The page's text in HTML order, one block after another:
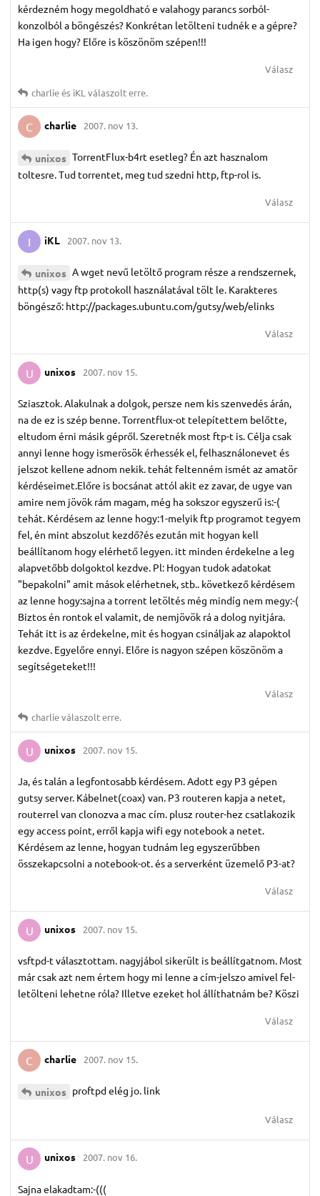
kérdezném hogy megoldható e valahogy parancs sorból-
konzolból a böngészés? Konkrétan letölteni tudnék e a gépre?
Ha igen hogy? Előre is köszönöm szépen!!!
Válasz
charlieés iKL válaszolt erre.
C charlie 2007. nov 13.
unixos TorrentFlux-b4rt esetleg? Én azt hasznalom
toltesre. Tud torrentet, meg tud szedni http, ftp-rol is.
Válasz
I iKL 2007. nov 13.
unixos A wget nevű letöltő program része a rendszernek,
http(s) vagy ftp protokoll használatával tölt le. Karakteres
böngésző: http://packages.ubuntu.com/gutsy/web/elinks
Válasz
U unixos 2007. nov 15.
Sziasztok. Alakulnak a dolgok, persze nem kis szenvedés árán,
na de ez is szép benne. Torrentflux-ot telepítettem belőtte,
eltudom érni másik gépről. Szeretnék most ftp-t is. Célja csak
annyi lenne hogy ismerösök érhessék el, felhasználonevet és
jelszot kellene adnom nekik. tehát feltenném ismét az amatör
kérdéseimet.Előre is bocsánat attól akit ez zavar, de ugye van
amire nem jövök rám magam, még ha sokszor egyszerű is:-(
tehát. Kérdésem az lenne hogy:1-melyik ftp programot tegyem
fel, én mint abszolut kezdő?és ezután mit hogyan kell
beállítanom hogy elérhető legyen. itt minden érdekelne a leg
alapvetőbb dolgoktol kezdve. Pl: Hogyan tudok adatokat
"bepakolni" amit mások elérhetnek, stb.. következő kérdésem
az lenne hogy:sajna a torrent letöltés még mindíg nem megy:-(
Biztos én rontok el valamit, de nemjövök rá a dolog nyitjára.
Tehát itt is az érdekelne, mit és hogyan csináljak az alapoktol
kezdve. Egyelőre ennyi. Előre is nagyon szépen köszönöm a
segítségeteket!!!
Válasz
charlieválaszolt erre.
U unixos 2007. nov 15.
Ja, és talán a legfontosabb kérdésem. Adott egy P3 gépen
gutsy server. Kábelnet(coax) van. P3 routeren kapja a netet,
routerrel van clonozva a mac cím. plusz router-hez csatlakozik
egy access point, erről kapja wifi egy notebook a netet.
Kérdésem az lenne, hogyan tudnám leg egyszerűbben
összekapcsolni a notebook-ot. és a serverként üzemelő P3-at?
Válasz
U unixos 2007. nov 15.
vsftpd-t választottam. nagyjábol sikerült is beállítgatnom. Most
már csak azt nem értem hogy mi lenne a cím-jelszo amivel fel-
letölteni lehetne róla? Illetve ezeket hol állíthatnám be? Köszi
Válasz
C charlie 2007. nov 15.
unixos proftpd elég jo. link
Válasz
U unixos 2007. nov 16.
Sajna elakadtam:-(((